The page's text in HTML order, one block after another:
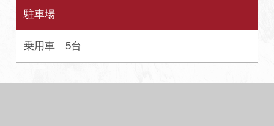
駐車場
乗用車 5台